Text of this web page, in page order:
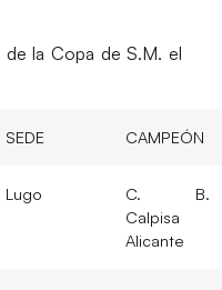
de la Copa de S.M. el
SEDE CAMPEÓN
Lugo
C. B.
Calpisa
Alicante